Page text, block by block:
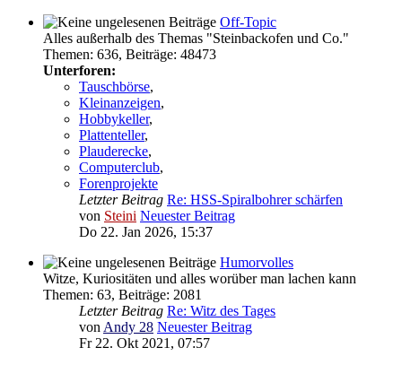
Off-Topic
Alles außerhalb des Themas "Steinbackofen und Co."
Themen: 636, Beiträge: 48473
Unterforen:
Tauschbörse,
Kleinanzeigen,
Hobbykeller,
Plattenteller,
Plauderecke,
Computerclub,
Forenprojekte
Letzter Beitrag Re: HSS-Spiralbohrer schärfen
von Steini Neuester Beitrag
Do 22. Jan 2026, 15:37
Humorvolles
Witze, Kuriositäten und alles worüber man lachen kann
Themen: 63, Beiträge: 2081
Letzter Beitrag Re: Witz des Tages
von Andy 28 Neuester Beitrag
Fr 22. Okt 2021, 07:57